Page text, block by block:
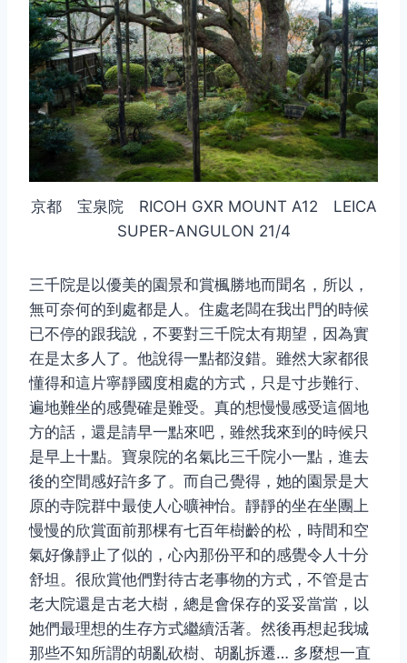
京都 宝泉院 RICOH GXR MOUNT A12 LEICA
SUPER-ANGULON 21/4
三千院是以優美的園景和賞楓勝地而聞名，所以，
無可奈何的到處都是人。住處老闆在我出門的時候
已不停的跟我說，不要對三千院太有期望，因為實
在是太多人了。他說得一點都沒錯。雖然大家都很
懂得和這片寧靜國度相處的方式，只是寸步難行、
遍地難坐的感覺確是難受。真的想慢慢感受這個地
方的話，還是請早一點來吧，雖然我來到的時候只
是早上十點。寶泉院的名氣比三千院小一點，進去
後的空間感好許多了。而自己覺得，她的園景是大
原的寺院群中最使人心曠神怡。靜靜的坐在坐團上
慢慢的欣賞面前那棵有七百年樹齡的松，時間和空
氣好像靜止了似的，心內那份平和的感覺令人十分
舒坦。很欣賞他們對待古老事物的方式，不管是古
老大院還是古老大樹，總是會保存的妥妥當當，以
她們最理想的生存方式繼續活著。然後再想起我城
那些不知所謂的胡亂砍樹、胡亂拆遷… 多麼想一直